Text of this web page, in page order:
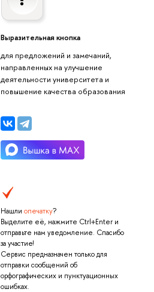
Выразительная кнопка
для предложений и замечаний,
направленных на улучшение
деятельности университета и
повышение качества образования
Нашли опечатку?
Выделите её, нажмите Ctrl+Enter и
отправьте нам уведомление. Спасибо
за участие!
Сервис предназначен только для
отправки сообщений об
орфографических и пунктуационных
ошибках.